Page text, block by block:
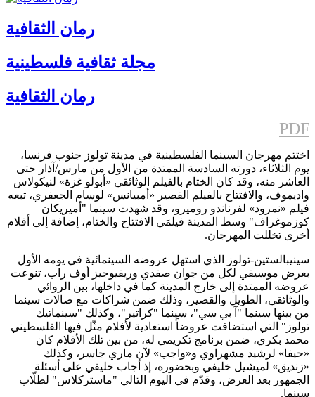
رمان الثقافية
مجلة ثقافية فلسطينية
رمان الثقافية
PDF
اختتم مهرجان السينما الفلسطينية في مدينة تولوز جنوب فرنسا،
يوم الثلاثاء، دورته السادسة الممتدة من الأول من مارس/آذار حتى
العاشر منه، وقد كان الختام بالفيلم الوثائقي «أبولو غزة» لنيكولاس
واديموف، والافتتاح بالفيلم القصير «أمبيانس» لوسام الجعفري، تبعه
فيلم «نمرود» لفرناندو روميرو، وقد شهدت سينما "أميريكان
كوزموغراف" وسط المدينة فيلمَي الافتتاح والختام، إضافة إلى أفلام
أخرى تخللت المهرجان.
سينيبالستين-تولوز الذي استهل عروضه السينمائية في يومه الأول
بعرض موسيقي لكل من جوان صفدي وريفيوجيز أوف راب، تنوعت
عروضه الممتدة إلى خارج المدينة كما في داخلها، بين الروائي
والوثائقي، الطويل والقصير، وذلك ضمن شراكات مع صالات سينما
من بينها سينما "آ بي سي"، سينما "كراتير"، وكذلك "سينماتيك
تولوز" التي استضافت عروضاً استعادية لأفلام مثّل فيها الفلسطيني
محمد بكري، ضمن برنامج تكريمي له، من بين تلك الأفلام كان
«حيفا» لرشيد مشهراوي و«واجب» لآن ماري جاسر، وكذلك
«زنديق» لميشيل خليفي وبحضوره، إذ أجاب خليفي على أسئلة
الجمهور بعد العرض، وقدّم في اليوم التالي "ماستركلاس" لطلّاب
سينما.